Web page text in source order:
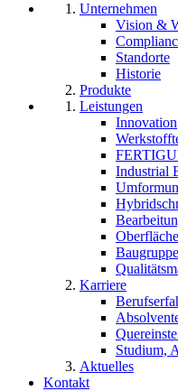
Unternehmen
Vision &
Standorte
Historie
Produkte
Leistungen
Innovation
Industrial
Karriere
Studium,
Aktuelles
Kontakt